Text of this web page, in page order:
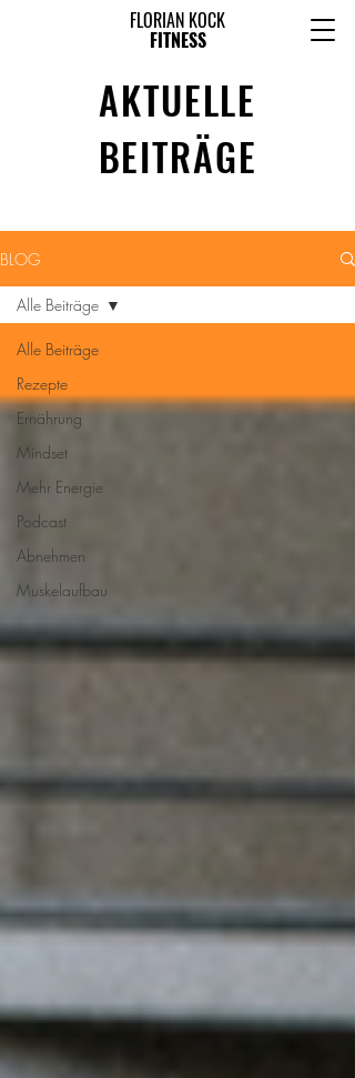
FLORIAN KOCK
FITNESS
AKTUELLE
BEITRÄGE
BLOG
Alle Beiträge
Rezepte
Ernährung
Mindset
Mehr Energie
Podcast
Abnehmen
Muskelaufbau
Alle Beiträge